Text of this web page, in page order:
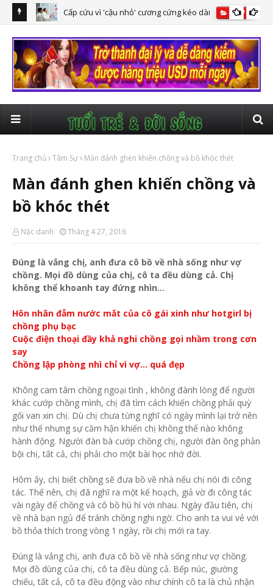
Cấp cứu vì 'cậu nhỏ' cương cứng kéo dài NEWS
Trang chủ Tâm Sự Màn đánh ghen khiến chồng và bồ khóc thét
Màn đánh ghen khiến chồng và
bồ khóc thét
Nặc danh Tháng 4 27, 2016
Đúng là vắng chị, anh đưa cô bồ về nhà sống như vợ
chồng. Mọi đồ dùng của chị, cô ta đều dùng cả. Chị
không thể khoanh tay đứng nhìn...
Hôn nhân đẫm nước mắt của cô gái xinh như hotgirl bị
chồng phụ bạc
Cuộc điện thoại đầy khả nghi chồng gọi nhầm trong cơn
say
Chồng lập phòng nhì chỉ vì vợ… quá đẹp
Không cam tâm chồng ngoại tình , không đành lòng để người
khác cướp chồng mình, chị đã tìm cách khiến chồng phải quỳ
gối van xin chị. Dù chị chưa từng nghĩ có ngày mình lại trở nên
như thế nhưng sự căm hận khiến chị không thể nào không
hành động. Người đàn bà cướp chồng chị, người đàn ông phản
bội chị, tất cả, chị phải cho một bài học nhớ đời.
Hôm ấy, chị biết chồng sẽ đưa bồ về nhà nếu chị nói đi công
tác. Thế nên, chị đã nghĩ ra một kế hoạch, giả vờ đi công tác
vài ngày để chồng và cô bồ hú hí với nhau. Ngày đầu tiên, chị
về nhà bạn ngủ để tránh chồng nghi ngờ. Cho anh ta vui vẻ với
bồ thỏa thích trong vòng 1 ngày, rồi chị mới ra tay.
Đúng là vắng chị, anh đưa cô bồ về nhà sống như vợ chồng.
Mọi đồ dùng của chị, cô ta đều dùng cả. Bếp núc, giường
chiếu, tất cả, cô ta đều động vào như chính cô ta là chủ nhận